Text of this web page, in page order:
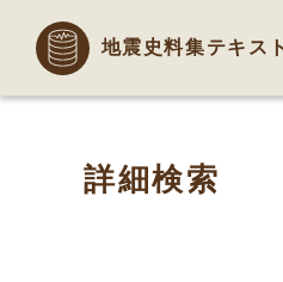
地震史料集テキス
詳細検索